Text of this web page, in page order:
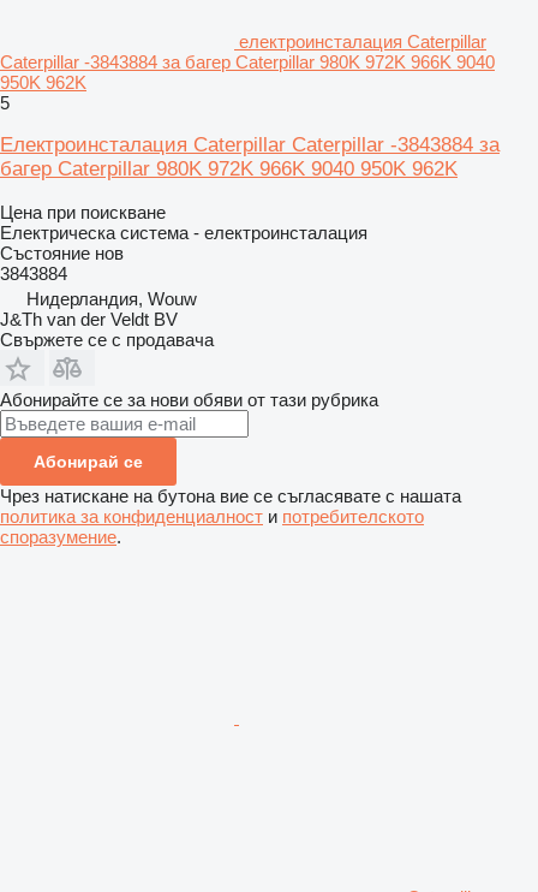
електроинсталация Caterpillar
Caterpillar -3843884 за багер Caterpillar 980K 972K 966K 9040
950K 962K
5
Електроинсталация Caterpillar Caterpillar -3843884 за
багер Caterpillar 980K 972K 966K 9040 950K 962K
Цена при поискване
Електрическа система - електроинсталация
Състояние нов
3843884
Нидерландия, Wouw
J&Th van der Veldt BV
Свържете се с продавача
Абонирайте се за нови обяви от тази рубрика
Абонирай се
Чрез натискане на бутона вие се съгласявате с нашата
политика за конфиденциалност и потребителското
споразумение.